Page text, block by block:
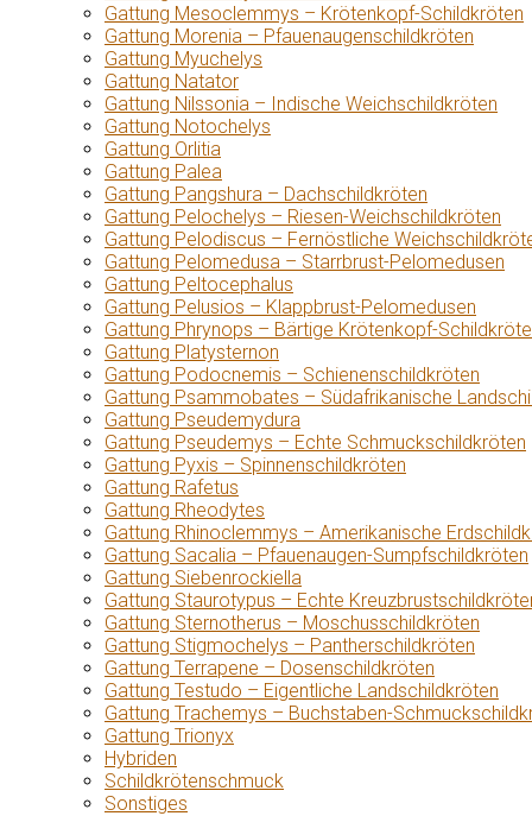
Gattung Mesoclemmys – Krötenkopf-Schildkröten
Gattung Morenia – Pfauenaugenschildkröten
Gattung Myuchelys
Gattung Natator
Gattung Nilssonia – Indische Weichschildkröten
Gattung Notochelys
Gattung Orlitia
Gattung Palea
Gattung Pangshura – Dachschildkröten
Gattung Pelochelys – Riesen-Weichschildkröten
Gattung Pelodiscus – Fernöstliche
Gattung Pelomedusa – Starrbrust-Pelomedusen
Gattung Peltocephalus
Gattung Pelusios – Klappbrust-Pelomedusen
Gattung Phrynops – Bärtige Krötenkopf-
Gattung Platysternon
Gattung Podocnemis – Schienenschildkröten
Gattung Psammobates – Südafrikanische
Gattung Pseudemydura
Gattung Pseudemys – Echte Schmuckschildkröten
Gattung Pyxis – Spinnenschildkröten
Gattung Rafetus
Gattung Rheodytes
Gattung Rhinoclemmys – Amerikanische
Gattung Sacalia – Pfauenaugen-Sumpfschildkröten
Gattung Siebenrockiella
Gattung Staurotypus – Echte
Gattung Sternotherus – Moschusschildkröten
Gattung Stigmochelys – Pantherschildkröten
Gattung Terrapene – Dosenschildkröten
Gattung Testudo – Eigentliche Landschildkröten
Gattung Trachemys – Buchstaben-
Gattung Trionyx
Hybriden
Schildkrötenschmuck
Sonstiges